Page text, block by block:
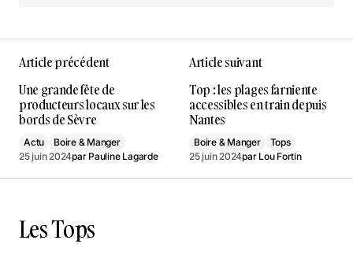
Article précédent
Une grande fête de
producteurs locaux sur les
bords de Sèvre
Actu
Boire & Manger
25 juin 2024par Pauline Lagarde
Article suivant
Top : les plages farniente
accessibles en train depuis
Nantes
Boire & Manger
Tops
25 juin 2024par Lou Fortin
Les Tops